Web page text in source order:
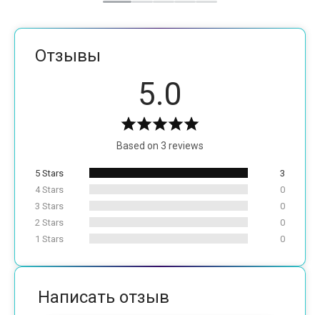
Отзывы
5.0
Based on 3 reviews
5 Stars
3
4 Stars
0
3 Stars
0
2 Stars
0
1 Stars
0
Написать отзыв